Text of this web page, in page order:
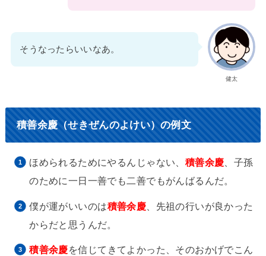
健太
そうなったらいいなあ。
積善余慶（せきぜんのよけい）の例文
ほめられるためにやるんじゃない、 積善余慶 、子孫
のために一日一善でも二善でもがんばるんだ。
僕が運がいいのは積善余慶 、先祖の行いが良かった
からだと思うんだ。
積善余慶を信じてきてよかった、そのおかげでこん